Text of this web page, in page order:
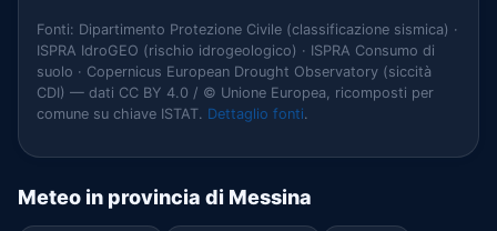
Fonti: Dipartimento Protezione Civile (classificazione sismica) ·
ISPRA IdroGEO (rischio idrogeologico) · ISPRA Consumo di
suolo · Copernicus European Drought Observatory (siccità
CDI) — dati CC BY 4.0 / © Unione Europea, ricomposti per
comune su chiave ISTAT. Dettaglio fonti.
Meteo in provincia di Messina